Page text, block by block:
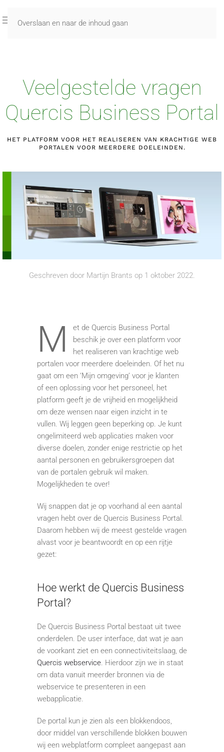
Overslaan en naar de inhoud gaan
Veelgestelde vragen
Quercis Business Portal
HET PLATFORM VOOR HET REALISEREN VAN KRACHTIGE WEB
PORTALEN VOOR MEERDERE DOELEINDEN.
Geschreven door Martijn Brants op 1 oktober 2022.
M
et de Quercis Business Portal
beschik je over een platform voor
het realiseren van krachtige web
portalen voor meerdere doeleinden. Of het nu
gaat om een ‘Mijn omgeving’ voor je klanten
of een oplossing voor het personeel, het
platform geeft je de vrijheid en mogelijkheid
om deze wensen naar eigen inzicht in te
vullen. Wij leggen geen beperking op. Je kunt
ongelimiteerd web applicaties maken voor
diverse doelen, zonder enige restrictie op het
aantal personen en gebruikersgroepen dat
van de portalen gebruik wil maken.
Mogelijkheden te over!
Wij snappen dat je op voorhand al een aantal
vragen hebt over de Quercis Business Portal.
Daarom hebben wij de meest gestelde vragen
alvast voor je beantwoordt en op een rijtje
gezet:
Hoe werkt de Quercis Business
Portal?
De Quercis Business Portal bestaat uit twee
onderdelen. De user interface, dat wat je aan
de voorkant ziet en een connectiviteitslaag, de
Quercis webservice. Hierdoor zijn we in staat
om data vanuit meerder bronnen via de
webservice te presenteren in een
webapplicatie.
De portal kun je zien als een blokkendoos,
door middel van verschillende blokken bouwen
wij een webplatform compleet aangepast aan